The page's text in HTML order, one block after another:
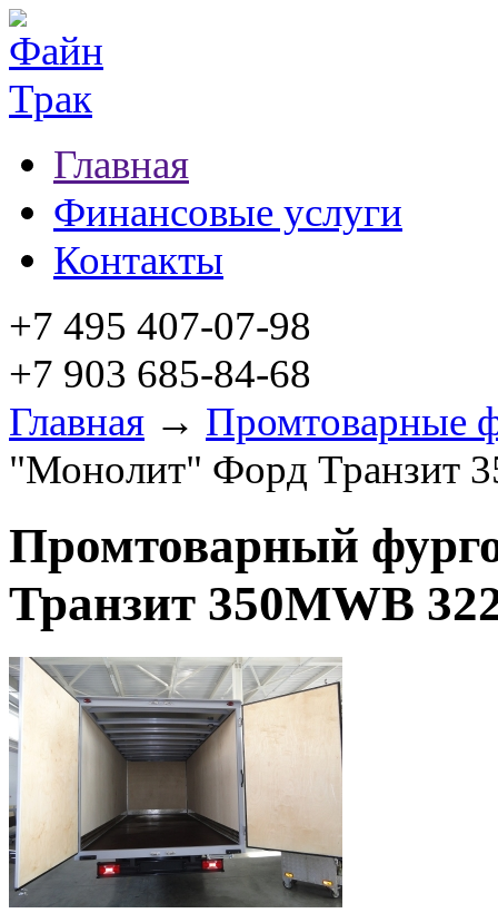
Главная
Финансовые услуги
Контакты
+7 495 407-07-98
+7 903 685-84-68
Главная → Промтоварные
"Монолит" Форд Транзит
Промтоварный
Транзит 350MWB